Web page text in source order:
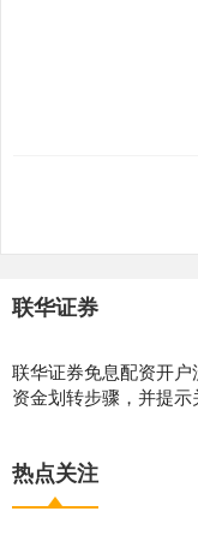
联华证券
联华证券免息配资开
资金划转步骤，并提示
热点关注